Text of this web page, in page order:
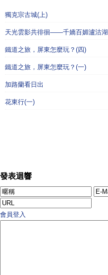
獨克宗古城(上)
天光雲影共徘徊——千嬌百媚瀘沽湖
鐵道之旅，屏東怎麼玩？(四)
鐵道之旅，屏東怎麼玩？(一)
加路蘭看日出
花東行(一)
發表迴響
會員登入